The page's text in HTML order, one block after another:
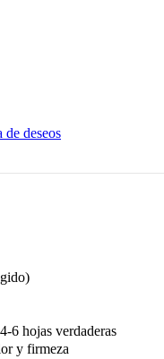
deseos
6 hojas verdaderas
y firmeza